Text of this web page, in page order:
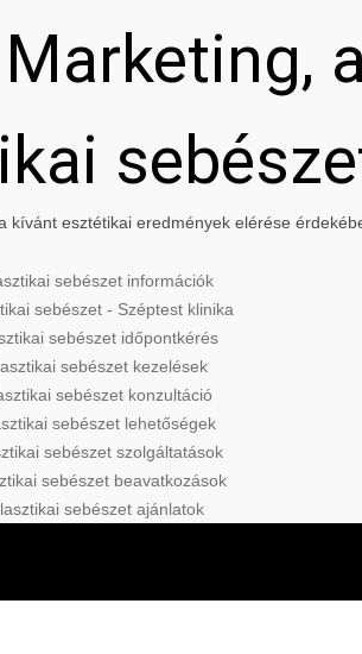
esztétikai eredmények elérése
sebészet információk
sebészet - Széptest klinika
sebészet időpontkérés
sebészet kezelések
sebészet konzultáció
sebészet lehetőségek
sebészet szolgáltatások
sebészet beavatkozások
sebészet ajánlatok